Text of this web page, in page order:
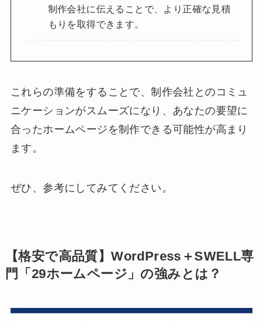
制作会社に伝えることで、より正確な見積
もりを取得できます。
これらの準備をすることで、制作会社とのコミュ
ニケーションがスムーズになり、あなたの要望に
合ったホームページを制作できる可能性が高まり
ます。
ぜひ、参考にしてみてください。
【格安で高品質】WordPress＋SWELL専
門「29ホームページ」の強みとは？